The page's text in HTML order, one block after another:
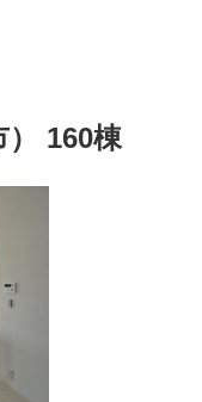
） 160棟